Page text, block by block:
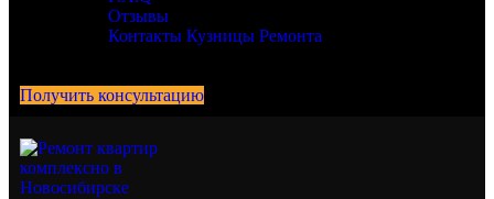
Отзывы
Контакты Кузницы Ремонта
Получить консультацию